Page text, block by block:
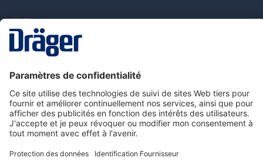
Nous contacter
Service de e-commande Dräger
Informations sur les produits